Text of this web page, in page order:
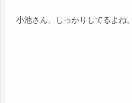
小池さん、しっかりしてるよね。